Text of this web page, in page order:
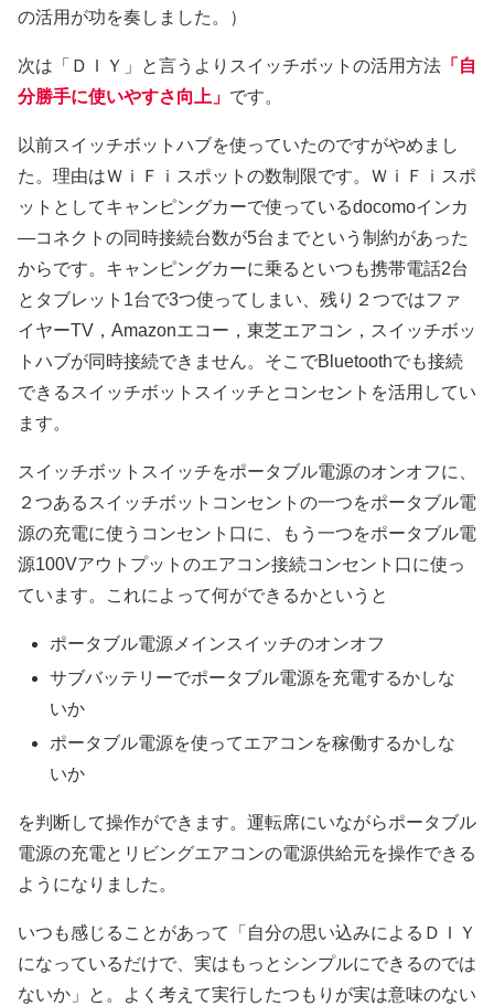
の活用が功を奏しました。）
次は「ＤＩＹ」と言うよりスイッチボットの活用方法 「自
分勝手に使いやすさ向上」 です。
以前スイッチボットハブを使っていたのですがやめまし
た。理由はＷｉＦｉスポットの数制限です。ＷｉＦｉスポ
ットとしてキャンピングカーで使っているdocomoインカ
―コネクトの同時接続台数が5台までという制約があった
からです。キャンピングカーに乗るといつも携帯電話2台
とタブレット1台で3つ使ってしまい、残り２つではファ
イヤーTV，Amazonエコー，東芝エアコン，スイッチボッ
トハブが同時接続できません。そこでBluetoothでも接続
できるスイッチボットスイッチとコンセントを活用してい
ます。
スイッチボットスイッチをポータブル電源のオンオフに、
２つあるスイッチボットコンセントの一つをポータブル電
源の充電に使うコンセント口に、もう一つをポータブル電
源100Vアウトプットのエアコン接続コンセント口に使っ
ています。これによって何ができるかというと
ポータブル電源メインスイッチのオンオフ
サブバッテリーでポータブル電源を充電するかしな
いか
ポータブル電源を使ってエアコンを稼働するかしな
いか
を判断して操作ができます。運転席にいながらポータブル
電源の充電とリビングエアコンの電源供給元を操作できる
ようになりました。
いつも感じることがあって「自分の思い込みによるＤＩＹ
になっているだけで、実はもっとシンプルにできるのでは
ないか」と。よく考えて実行したつもりが実は意味のない